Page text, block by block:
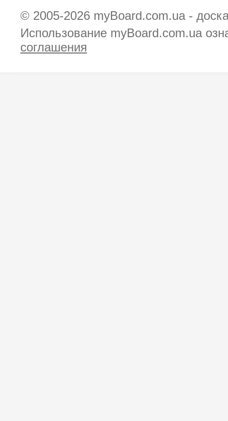
© 2005-2026 myBoard.com.ua -
Использование myBoard.com.ua
соглашения